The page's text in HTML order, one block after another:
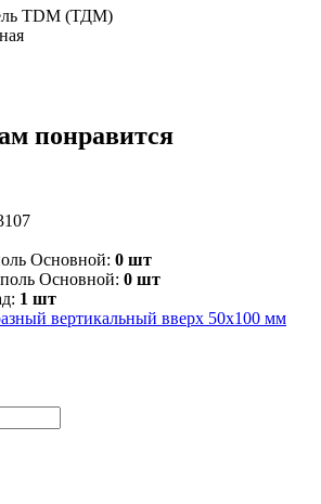
TDM (ТДМ)
понравится
Основной: 0 шт
Основной: 0 шт
1 шт
вертикальный вверх 50х100 мм